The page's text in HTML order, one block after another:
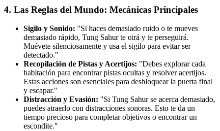
4. Las Reglas del Mundo: Mecánicas Principales
Sigilo y Sonido: "Si haces demasiado ruido o te mueves
demasiado rápido, Tung Sahur te oirá y te perseguirá.
Muévete silenciosamente y usa el sigilo para evitar ser
detectado."
Recopilación de Pistas y Acertijos: "Debes explorar cada
habitación para encontrar pistas ocultas y resolver acertijos.
Estas acciones son esenciales para desbloquear la puerta final
y escapar."
Distracción y Evasión: "Si Tung Sahur se acerca demasiado,
puedes atraerlo con distracciones sonoras. Esto te da un
tiempo precioso para completar objetivos o encontrar un
escondite."